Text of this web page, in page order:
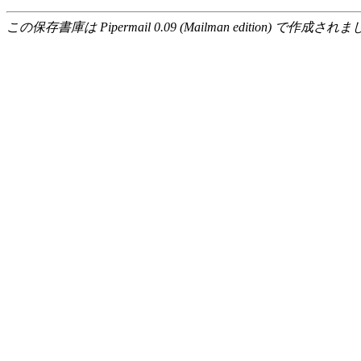
この保存書庫は Pipermail 0.09 (Mailman edition) で作成されま